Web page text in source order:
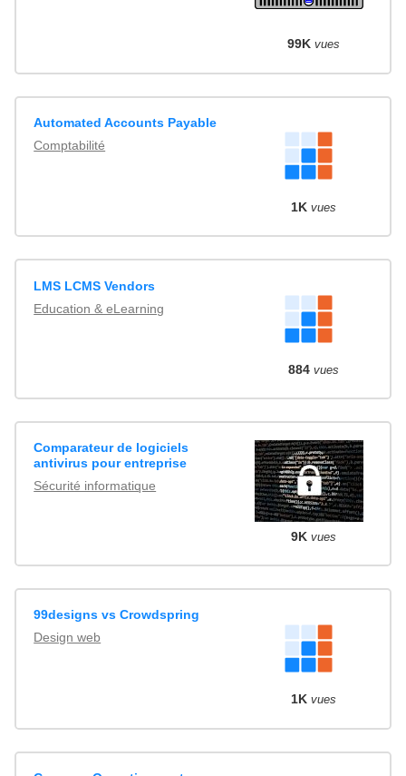
99K vues
Automated Accounts Payable
Comptabilité
1K vues
LMS LCMS Vendors
Education & eLearning
884 vues
Comparateur de logiciels
antivirus pour entreprise
Sécurité informatique
9K vues
99designs vs Crowdspring
Design web
1K vues